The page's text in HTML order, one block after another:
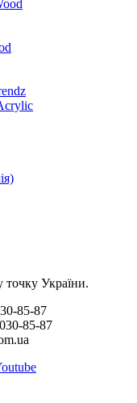
точку України.
85-87
85-87